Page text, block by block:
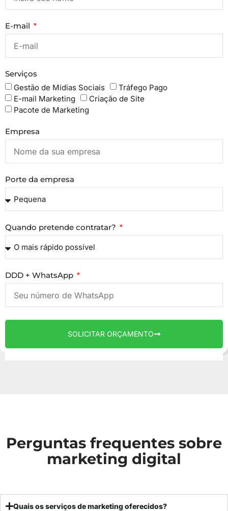
E-mail
Serviços
Gestão de Mídias Sociais
Tráfego Pago
E-mail Marketing
Criação de Site
Pacote de Marketing
Empresa
Porte da empresa
Quando pretende contratar?
DDD + WhatsApp
SOLICITAR ORÇAMENTO
Perguntas frequentes sobre
marketing digital
Quais os serviços de marketing oferecidos?